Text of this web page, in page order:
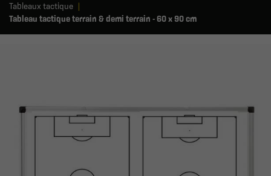
Tableaux tactique
Tableau tactique terrain & demi terrain - 60 x 90 cm